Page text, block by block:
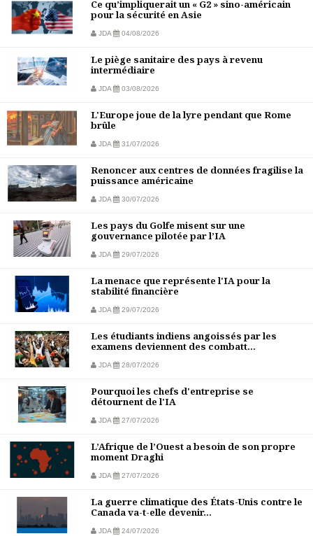
Ce qu’impliquerait un « G2 » sino-américain
pour la sécurité en Asie
JDA 04/08/2026
Le piège sanitaire des pays à revenu
intermédiaire
JDA 03/08/2026
L'Europe joue de la lyre pendant que Rome
brûle
JDA 31/07/2026
Renoncer aux centres de données fragilise la
puissance américaine
JDA 30/07/2026
Les pays du Golfe misent sur une
gouvernance pilotée par l’IA
JDA 29/07/2026
La menace que représente l'IA pour la
stabilité financière
JDA 29/07/2026
Les étudiants indiens angoissés par les
examens deviennent des combatt...
JDA 28/07/2026
Pourquoi les chefs d'entreprise se
détournent de l'IA
JDA 27/07/2026
L’Afrique de l’Ouest a besoin de son propre
moment Draghi
JDA 27/07/2026
La guerre climatique des États-Unis contre le
Canada va-t-elle devenir...
JDA 24/07/2026